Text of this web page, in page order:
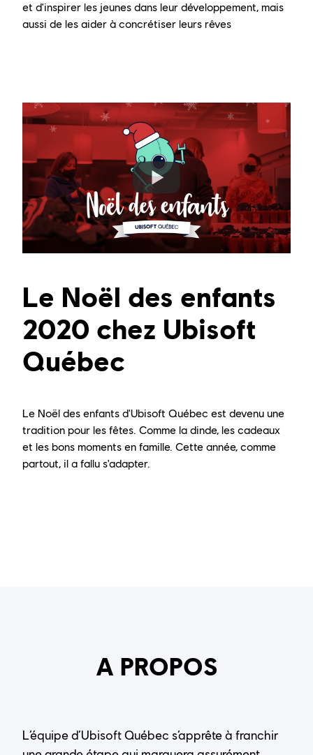
et d'inspirer les jeunes dans leur développement, mais
aussi de les aider à concrétiser leurs rêves
Le Noël des enfants
2020 chez Ubisoft
Québec
Le Noël des enfants d'Ubisoft Québec est devenu une
tradition pour les fêtes. Comme la dinde, les cadeaux
et les bons moments en famille. Cette année, comme
partout, il a fallu s'adapter.
A PROPOS
L’équipe d’Ubisoft Québec s’apprête à franchir